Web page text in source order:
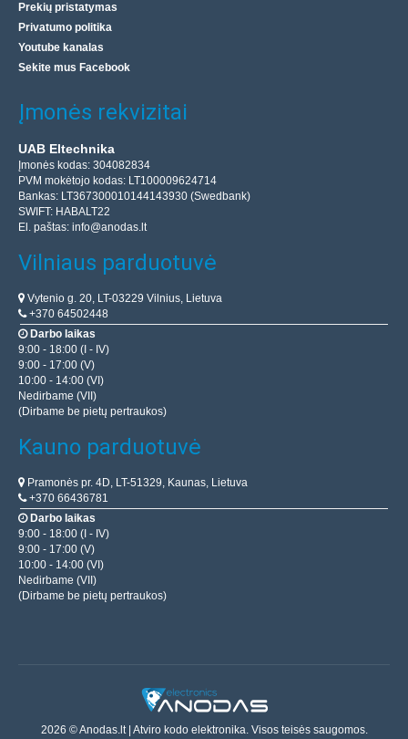
Prekių pristatymas
Privatumo politika
Youtube kanalas
Sekite mus Facebook
Įmonės rekvizitai
UAB Eltechnika
Įmonės kodas: 304082834
PVM mokėtojo kodas: LT100009624714
Bankas: LT367300010144143930 (Swedbank)
SWIFT: HABALT22
El. paštas: info@anodas.lt
Vilniaus parduotuvė
Vytenio g. 20, LT-03229 Vilnius, Lietuva
+370 64502448
Darbo laikas
9:00 - 18:00 (I - IV)
9:00 - 17:00 (V)
10:00 - 14:00 (VI)
Nedirbame (VII)
(Dirbame be pietų pertraukos)
Kauno parduotuvė
Pramonės pr. 4D, LT-51329, Kaunas, Lietuva
+370 66436781
Darbo laikas
9:00 - 18:00 (I - IV)
9:00 - 17:00 (V)
10:00 - 14:00 (VI)
Nedirbame (VII)
(Dirbame be pietų pertraukos)
2026 © Anodas.lt | Atviro kodo elektronika. Visos teisės saugomos.